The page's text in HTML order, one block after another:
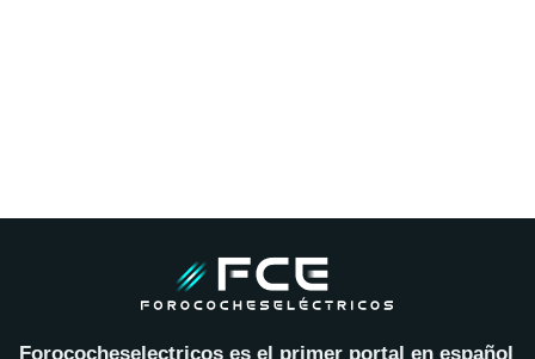
Forococheselectricos es el primer portal en español